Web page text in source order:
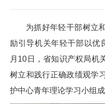
为抓好年轻干部树立
励引导机关年轻干部以优
月10日，省知识产权局机
树立和践行正确政绩观学
护中心青年理论学习小组成